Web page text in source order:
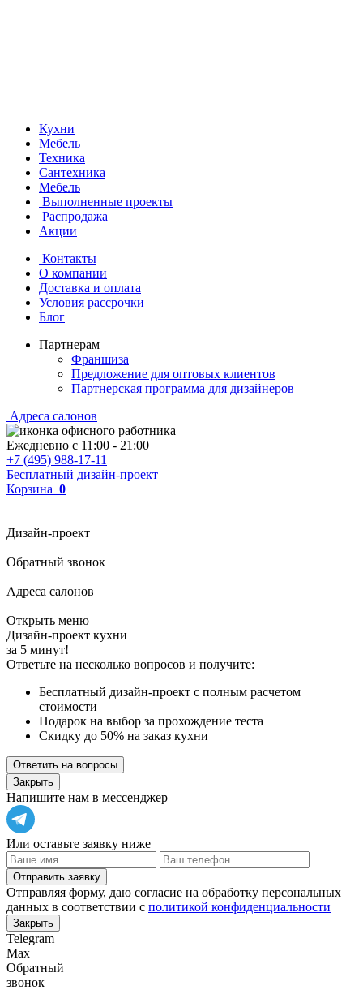
Кухни
Мебель
Техника
Сантехника
Мебель
Выполненные проекты
Распродажа
Акции
Контакты
О компании
Доставка и оплата
Условия рассрочки
Блог
Партнерам
Франшиза
Предложение для оптовых клиентов
Партнерская программа для дизайнеров
Адреса салонов
Ежедневно с 11:00 - 21:00
+7 (495) 988-17-11
Бесплатный дизайн-проект
Корзина 0
Дизайн-проект
Обратный звонок
Адреса салонов
Открыть меню
Дизайн-проект кухни
за 5 минут!
Ответьте на несколько вопросов и получите:
Бесплатный дизайн-проект с полным расчетом
стоимости
Подарок на выбор за прохождение теста
Скидку до 50% на заказ кухни
Ответить на вопросы
Закрыть
Напишите нам в мессенджер
Или оставьте заявку ниже
Отправить заявку
Отправляя форму, даю согласие на обработку персональных
данных в соответствии с политикой конфиденциальности
Закрыть
Telegram
Max
Обратный
звонок